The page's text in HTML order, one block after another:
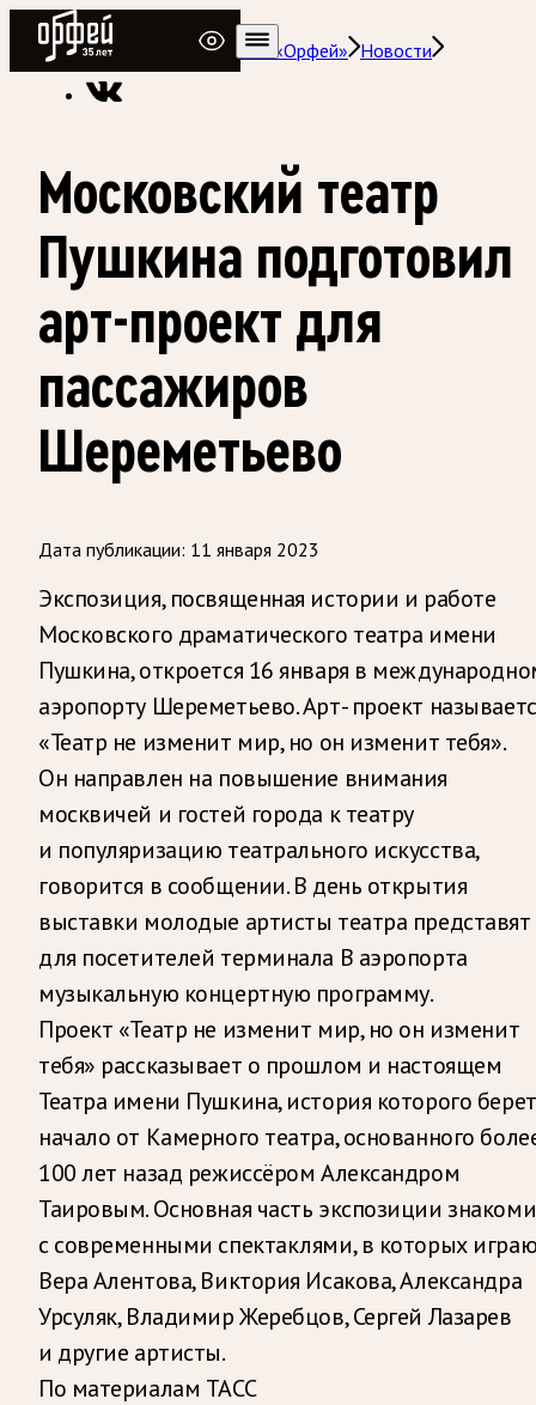
Радио Орфей
Радио классической музыки «Орфей» Новости
Московский театр
Пушкина подготовил
арт-проект для
пассажиров
Шереметьево
Дата публикации: 11 января 2023
Экспозиция, посвященная истории и работе
Московского драматического театра имени
Пушкина, откроется 16 января в
аэропорту Шереметьево. Арт- проект
«Театр не изменит мир, но он изменит тебя».
Он направлен на повышение внимания
москвичей и гостей города к театру
и популяризацию театрального искусства,
говорится в сообщении. В день открытия
выставки молодые артисты театра представят
для посетителей терминала В аэропорта
музыкальную концертную программу.
Проект «Театр не изменит мир, но он изменит
тебя» рассказывает о прошлом и настоящем
Театра имени Пушкина, история которого берет
начало от Камерного театра, основанного
100 лет назад режиссёром Александром
Таировым. Основная часть экспозиции
с современными спектаклями, в которых
Вера Алентова, Виктория Исакова, Александра
Урсуляк, Владимир Жеребцов, Сергей Лазарев
и другие артисты.
По материалам ТАСС